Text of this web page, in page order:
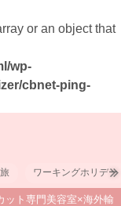
or an object that
wp-
cbnet-ping-
ワーキングホリデー
ット専門美容室×海外輸